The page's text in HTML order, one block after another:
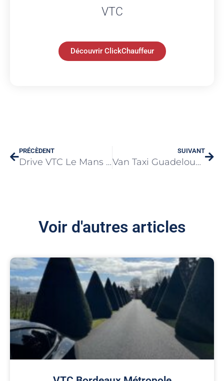
VTC
Découvrir ClickChauffeur
PRÉCÈDENT
Drive VTC Le Mans fait du VTC à Le Mans un trajet qui respire plus loin que la route
SUIVANT
Van Taxi Guadeloupe fait du Taxi en La Guadeloupe une ligne confortable pour 1 à 7 passagers
Voir d'autres articles